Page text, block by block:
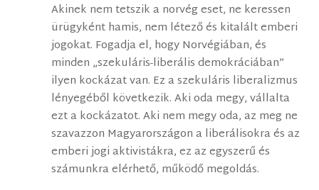
Akinek nem tetszik a norvég eset, ne keressen
ürügyként hamis, nem létező és kitalált emberi
jogokat. Fogadja el, hogy Norvégiában, és
minden „szekuláris-liberális demokráciában”
ilyen kockázat van. Ez a szekuláris liberalizmus
lényegéből következik. Aki oda megy, vállalta
ezt a kockázatot. Aki nem megy oda, az meg ne
szavazzon Magyarországon a liberálisokra és az
emberi jogi aktivistákra, ez az egyszerű és
számunkra elérhető, működő megoldás.